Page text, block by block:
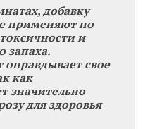
добавку
применяют по
и
запаха.
оправдывает свое
как
значительно
для здоровья